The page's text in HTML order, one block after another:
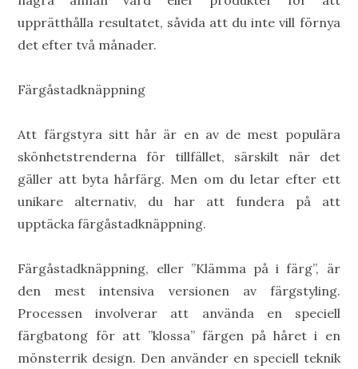
upprätthålla resultatet, såvida att du inte vill förnya
det efter två månader.
Färgåstadknäppning
Att färgstyra sitt hår är en av de mest populära
skönhetstrenderna för tillfället, särskilt när det
gäller att byta hårfärg. Men om du letar efter ett
unikare alternativ, du har att fundera på att
upptäcka färgåstadknäppning.
Färgåstadknäppning, eller ”Klämma på i färg”, är
den mest intensiva versionen av färgstyling.
Processen involverar att använda en speciell
färgbatong för att ”klossa” färgen på håret i en
mönsterrik design. Den använder en speciell teknik